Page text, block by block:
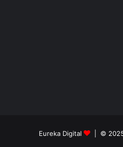
Eureka Digital